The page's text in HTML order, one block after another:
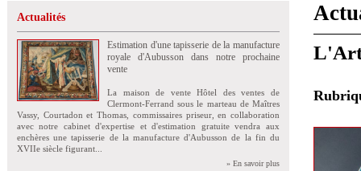
Actualités
Estimation d'une tapisserie de la manufacture
royale d'Aubusson dans notre prochaine
vente
La maison de vente Hôtel des ventes de
Clermont-Ferrand sous le marteau de Maîtres
Vassy, Courtadon et Thomas, commissaires priseur, en collaboration
avec notre cabinet d'expertise et d'estimation gratuite vendra aux
enchères une tapisserie de la manufacture d'Aubusson de la fin du
XVIIe siècle figurant...
» En savoir plus
L'Art